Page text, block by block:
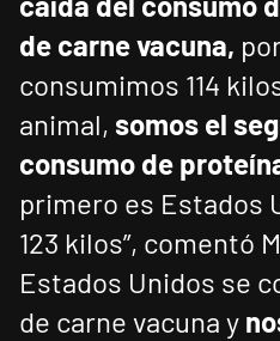
de carne vacuna,
consumimos 114
animal, somos el
consumo de
primero es Estados
123 kilos”, comentó
Estados Unidos se
de carne vacuna y